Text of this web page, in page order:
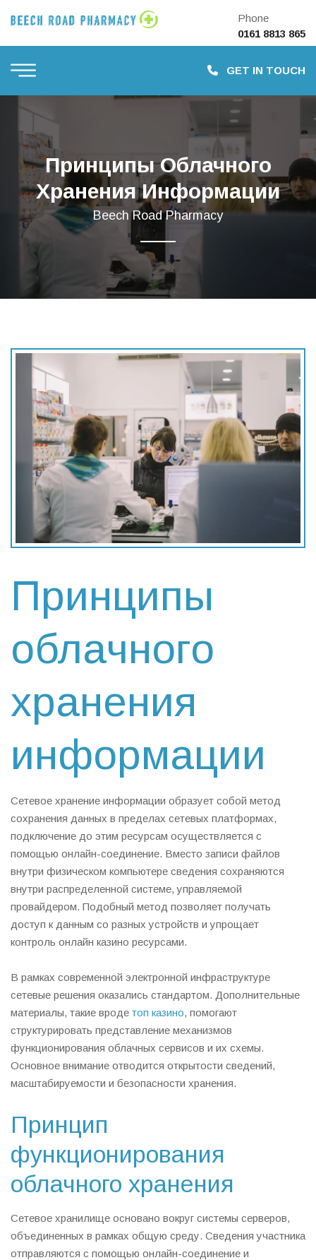
Phone
0161 8813 865
GET IN TOUCH
Принципы Облачного
Хранения Информации
Beech Road Pharmacy
Принципы
облачного
хранения
информации
Сетевое хранение информации образует собой метод
сохранения данных в пределах сетевых платформах,
подключение до этим ресурсам осуществляется с
помощью онлайн-соединение. Вместо записи файлов
внутри физическом компьютере сведения сохраняются
внутри распределенной системе, управляемой
провайдером. Подобный метод позволяет получать
доступ к данным со разных устройств и упрощает
контроль онлайн казино ресурсами.
В рамках современной электронной инфраструктуре
сетевые решения оказались стандартом. Дополнительные
материалы, такие вроде топ казино, помогают
структурировать представление механизмов
функционирования облачных сервисов и их схемы.
Основное внимание отводится открытости сведений,
масштабируемости и безопасности хранения.
Принцип
функционирования
облачного хранения
Сетевое хранилище основано вокруг системы серверов,
объединенных в рамках общую среду. Сведения участника
отправляются с помощью онлайн-соединение и